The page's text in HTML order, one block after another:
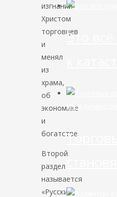
изгнании
Христом
торговцев
и
менял
из
храма,
об
экономике
и
богатстве.
Второй
раздел
называется
«Русские
Это всё